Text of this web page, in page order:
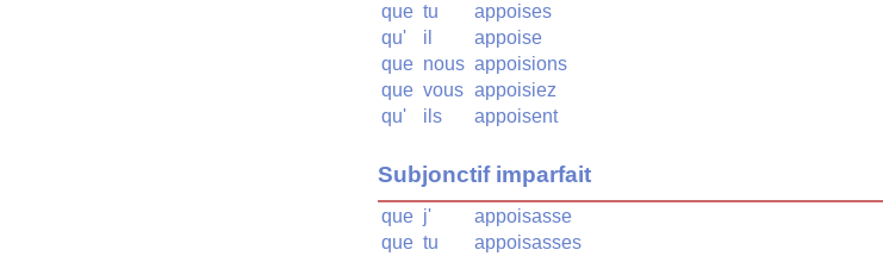
que tu
appoises
qu'
il
appoise
que nous appoisions
que vous appoisiez
qu'
ils appoisent
Subjonctif imparfait
que j'
appoisasse
que tu
appoisasses